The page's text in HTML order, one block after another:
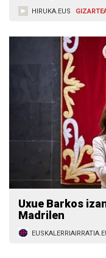
HIRUKA.EUS
Uxue Barkos
Madrilen